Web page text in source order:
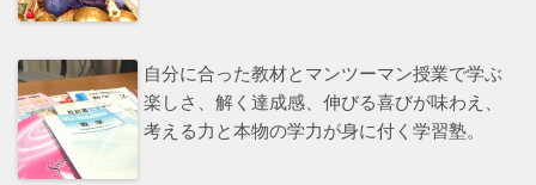
自分に合った教材とマンツーマン授業で学ぶ
楽しさ、解く達成感、伸びる喜びが味わえ、
考える力と本物の学力が身に付く学習塾。